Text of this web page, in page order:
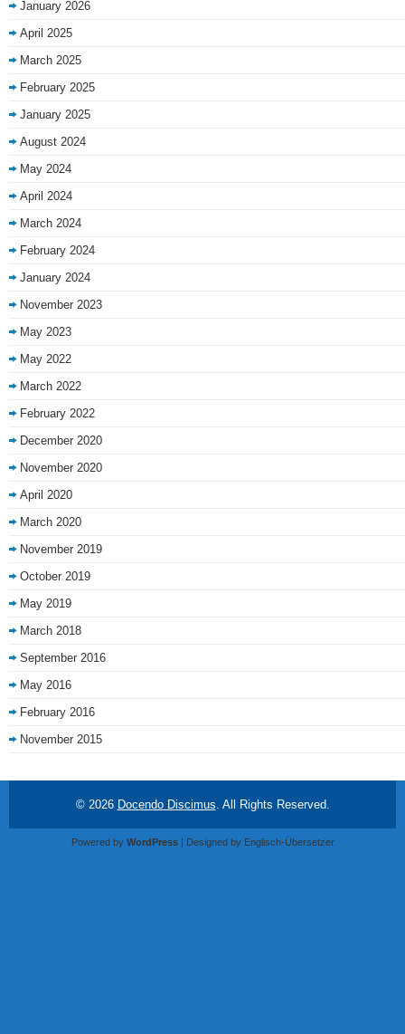
January 2026
April 2025
March 2025
February 2025
January 2025
August 2024
May 2024
April 2024
March 2024
February 2024
January 2024
November 2023
May 2023
May 2022
March 2022
February 2022
December 2020
November 2020
April 2020
March 2020
November 2019
October 2019
May 2019
March 2018
September 2016
May 2016
February 2016
November 2015
© 2026 Docendo Discimus. All Rights Reserved.
Powered by WordPress| Designed by Englisch-Übersetzer